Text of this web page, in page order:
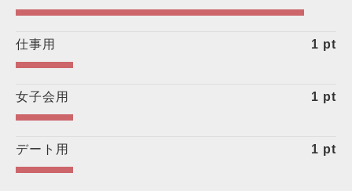
仕事用 1 pt
女子会用 1 pt
デート用 1 pt